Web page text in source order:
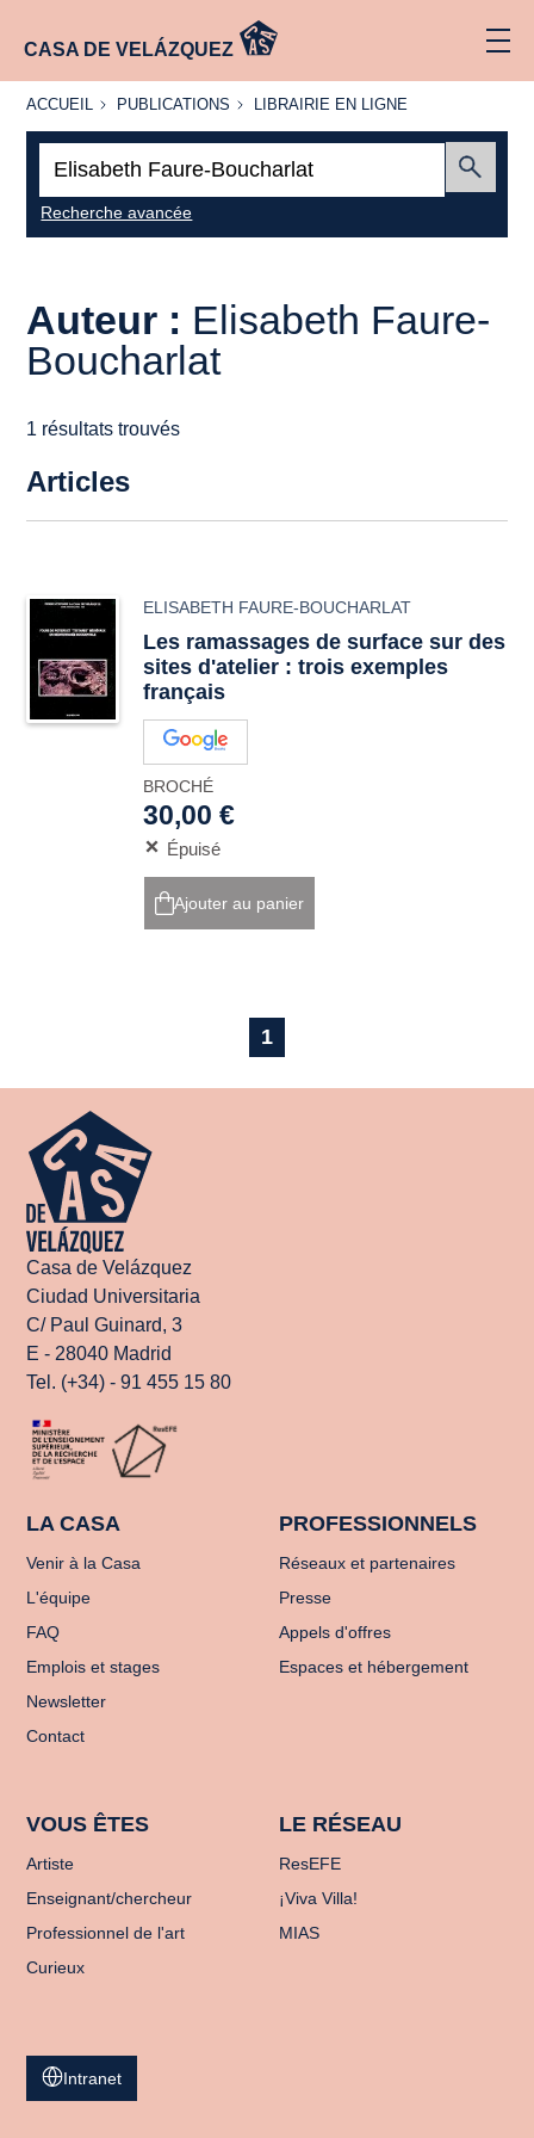
CASA DE VELÁZQUEZ
ACCUEIL
ACCUEIL PUBLICATIONS
PUBLICATIONS
LIBRAIRIE
LIBRAIRIE EN LIGNE
Recherche avancée
Auteur : Elisabeth Faure-
Boucharlat
1 résultats trouvés
Articles
ELISABETH FAURE-BOUCHARLAT
Les ramassages de surface sur des
sites d'atelier : trois exemples
français
BROCHÉ
30,00 €
Épuisé
Ajouter au panier
1
Casa de Velázquez
Ciudad Universitaria
C/ Paul Guinard, 3
E - 28040 Madrid
Tel. (+34) - 91 455 15 80
LA CASA
Venir à la Casa
L'équipe
FAQ
Emplois et stages
Newsletter
Contact
PROFESSIONNELS
Réseaux et partenaires
Presse
Appels d'offres
Espaces et hébergement
VOUS ÊTES
Artiste
Enseignant/chercheur
Professionnel de l'art
Curieux
LE RÉSEAU
ResEFE
¡Viva Villa!
MIAS
Intranet